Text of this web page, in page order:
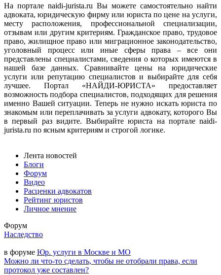
На портале naidi-jurista.ru Вы можете самостоятельно найти
адвоката, юридическую фирму или юриста по цене на услуги,
месту расположения, профессиональной специализации,
отзывам или другим критериям. Гражданское право, трудовое
право, жилищное право или миграционное законодательство,
уголовный процесс или иные сферы права – все они
представлены специалистами, сведения о которых имеются в
нашей базе данных. Сравнивайте цены на юридические
услуги или репутацию специалистов и выбирайте для себя
лучшее. Портал «НАЙДИ-ЮРИСТА» предоставляет
возможность подбора специалистов, подходящих для решения
именно Вашей ситуации. Теперь не нужно искать юриста по
знакомым или переплачивать за услуги адвокату, которого Вы
в первый раз видите. Выбирайте юриста на портале naidi-
jurista.ru по ясным критериям и строгой логике.
Лента новостей
Блоги
Форум
Видео
Расценки адвокатов
Рейтинг юристов
Личное мнение
Форум
Наследство
в форуме Юр. услуги в Москве и МО
Можно ли что-то сделать, чтобы не отобрали права, если
протокол уже составлен?